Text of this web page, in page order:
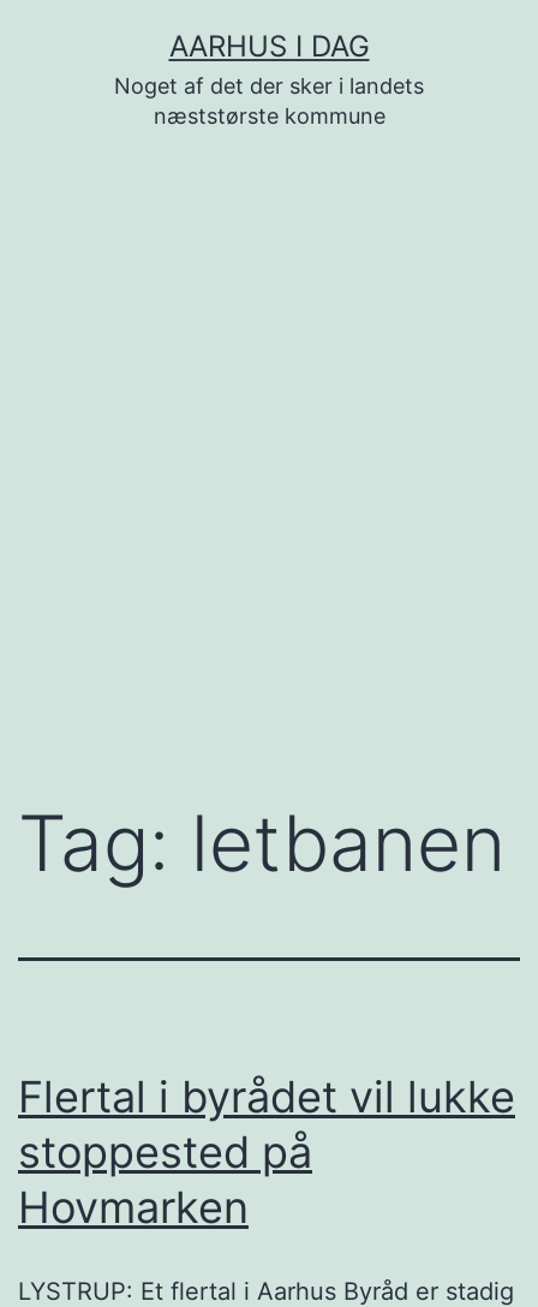
AARHUS I DAG
Noget af det der sker i landets
næststørste kommune
Tag: letbanen
Flertal i byrådet vil lukke
stoppested på
Hovmarken
LYSTRUP: Et flertal i Aarhus Byråd er stadig